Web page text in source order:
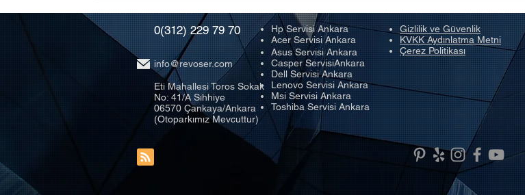
0(312) 229 79 70
info@revoser.com
Eti Mahallesi Toros Sokak
No: 41/A Sıhhiye
06570 Çankaya/Ankara
(Otoparkımız Mevcuttur)
Hp Servisi Ankara
Acer Servisi Ankara
Asus Servisi Ankara
Casper ServisiAnkara
Dell Servisi Ankara
Lenovo Servisi Ankara
Msi Servisi Ankara
Toshiba Servisi Ankara
Gizlilik ve Güvenlik
KVKK Aydınlatma Metni
Çerez Politikası